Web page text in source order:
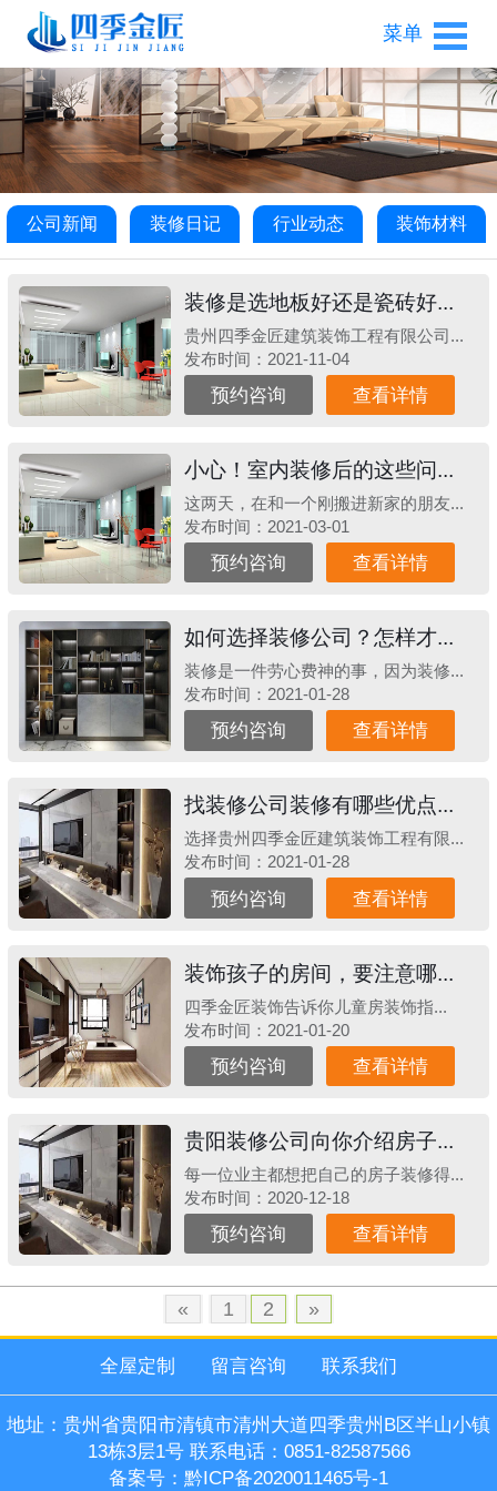
菜单
公司新闻 装修日记 行业动态 装饰材料
装修是选地板好还是瓷砖好...
贵州四季金匠建筑装饰工程有限公司...
发布时间：2021-11-04
预约咨询 查看详情
小心！室内装修后的这些问...
这两天，在和一个刚搬进新家的朋友...
发布时间：2021-03-01
预约咨询 查看详情
如何选择装修公司？怎样才...
装修是一件劳心费神的事，因为装修...
发布时间：2021-01-28
预约咨询 查看详情
找装修公司装修有哪些优点...
选择贵州四季金匠建筑装饰工程有限...
发布时间：2021-01-28
预约咨询 查看详情
装饰孩子的房间，要注意哪...
四季金匠装饰​告诉你儿童房装饰指...
发布时间：2021-01-20
预约咨询 查看详情
贵阳装修公司向你介绍房子...
每一位业主都想把自己的房子装修得...
发布时间：2020-12-18
预约咨询 查看详情
« 1 2 »
全屋定制 留言咨询 联系我们
地址：贵州省贵阳市清镇市清州大道四季贵州B区半山小镇
13栋3层1号 联系电话：0851-82587566
备案号： 黔ICP备2020011465号-1